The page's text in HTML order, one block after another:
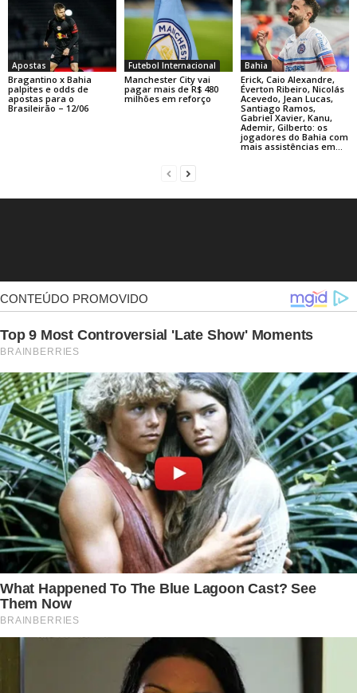
Apostas
Bragantino x Bahia
palpites e odds de
apostas para o
Brasileirão – 12/06
Futebol Internacional
Manchester City vai
pagar mais de R$ 480
milhões em reforço
Bahia
Erick, Caio Alexandre,
Éverton Ribeiro, Nicolás
Acevedo, Jean Lucas,
Santiago Ramos,
Gabriel Xavier, Kanu,
Ademir, Gilberto: os
jogadores do Bahia com
mais assistências em...